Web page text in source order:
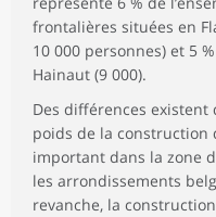
frontalières situées en
10 000 personnes) et 5
Hainaut (9 000).
Des différences existent
poids de la construction
important dans la zone
les arrondissements
revanche, la